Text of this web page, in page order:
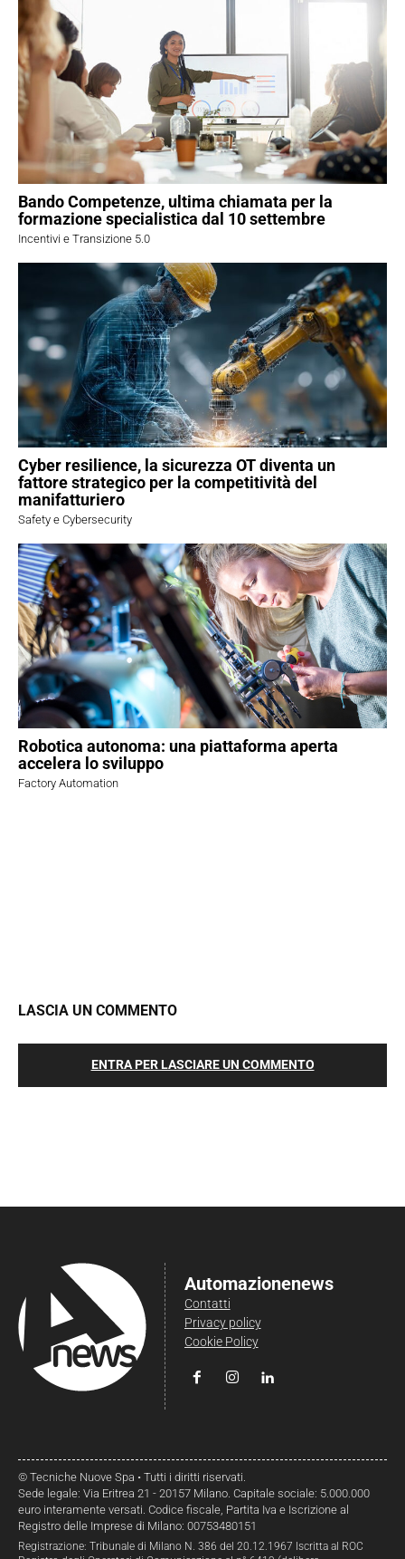
Bando Competenze, ultima chiamata per la
formazione specialistica dal 10 settembre
Incentivi e Transizione 5.0
Cyber resilience, la sicurezza OT diventa un
fattore strategico per la competitività del
manifatturiero
Safety e Cybersecurity
Robotica autonoma: una piattaforma aperta
accelera lo sviluppo
Factory Automation
LASCIA UN COMMENTO
ENTRA PER LASCIARE UN COMMENTO
Automazionenews
Contatti
Privacy policy
Cookie Policy
© Tecniche Nuove Spa • Tutti i diritti riservati.
Sede legale: Via Eritrea 21 - 20157 Milano. Capitale sociale: 5.000.000
euro interamente versati. Codice fiscale, Partita Iva e Iscrizione al
Registro delle Imprese di Milano: 00753480151
Registrazione: Tribunale di Milano N. 386 del 20.12.1967 Iscritta al ROC